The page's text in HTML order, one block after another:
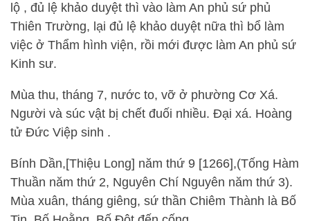
lộ , đủ lệ khảo duyệt thì vào làm An phủ sứ phủ
Thiên Trường, lại đủ lệ khảo duyệt nữa thì bổ làm
việc ở Thẩm hình viện, rồi mới được làm An phủ sứ
Kinh sư.
Mùa thu, tháng 7, nước to, vỡ ở phường Cơ Xá.
Người và súc vật bị chết đuối nhiều. Đại xá. Hoàng
tử Đức Việp sinh .
Bính Dần,[Thiệu Long] năm thứ 9 [1266],(Tống Hàm
Thuần năm thứ 2, Nguyên Chí Nguyên năm thứ 3).
Mùa xuân, tháng giêng, sứ thần Chiêm Thành là Bố